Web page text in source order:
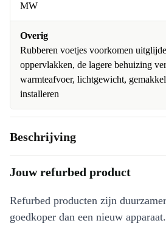
MW
Overig
Rubberen voetjes voorkomen
oppervlakken, de lagere behuizing
warmteafvoer, lichtgewicht,
installeren
Beschrijving
Jouw refurbed product
Refurbed producten zijn
goedkoper dan een nieuw